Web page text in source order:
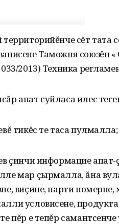
территорийĕнче сĕт тата
Таможня союзĕн
2013) Техника
апат суйласа илес
тикĕс те таса пулмалла;
çинчи информацие
мар çырмалла, ăна
виçине, парти
условисене,
пĕр е тепĕр